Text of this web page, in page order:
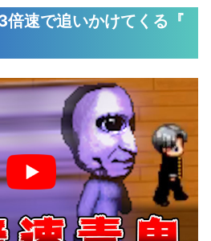
倍速で追いかけてくる『